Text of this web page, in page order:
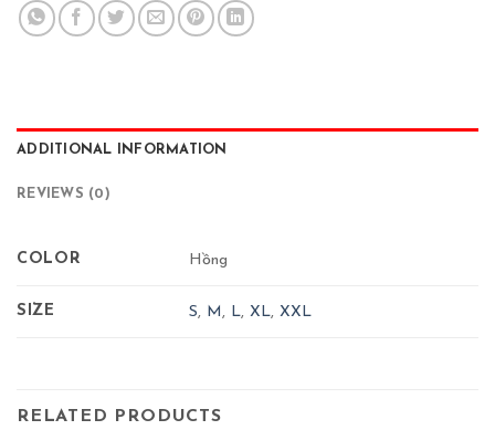
ADDITIONAL INFORMATION
REVIEWS (0)
COLOR Hồng
SIZE S, M , L,XL,XXL
RELATED PRODUCTS